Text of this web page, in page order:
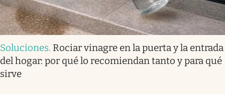
Soluciones. Rociar vinagre en la puerta y la entrada
del hogar: por qué lo recomiendan tanto y para qué
sirve